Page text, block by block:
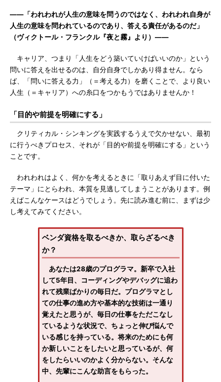
――「われわれが人生の意味を問うのではなく、われわれ自身が
人生の意味を問われているのであり、答える責任があるのだ」
（ヴィクトール・フランクル『夜と霧』より）――
キャリア、つまり「人生をどう築いていけばいいのか」という
問いに答えを出せるのは、自分自身でしかあり得ません。なら
ば、「問いに答える力」（＝考える力）を磨くことで、より良い
人生（＝キャリア）への糸口をつかもうではありませんか！
「目的や前提を明確にする」
クリティカル・シンキングを実践するうえで欠かせない、最初
に行うべきプロセス、それが「目的や前提を明確にする」という
ことです。
われわれはよく、何かを考えるときに「取りあえず目に付いた
テーマ」にとらわれ、本質を見逃してしまうことがあります。例
えばこんなケースはどうでしょう。先に読み進む前に、まずは少
し考えてみてください。
ベンダ資格を取るべきか、取らざるべき
か？
あなたは28歳のプログラマ。新卒で入社
して5年目、コーディングやデバッグに追わ
れて残業ばかりの毎日だ。プログラマとし
ての仕事の進め方や基本的な技術は一通り
覚えたと思うが、毎日の仕事をただこなし
ているような状況で、ちょっと伸び悩んで
いる感じを持っている。将来のためにも何
か新しいことをしたいと思っているが、何
をしたらいいのかよく分からない。そんな
中、先輩にこんな助言をもらった。